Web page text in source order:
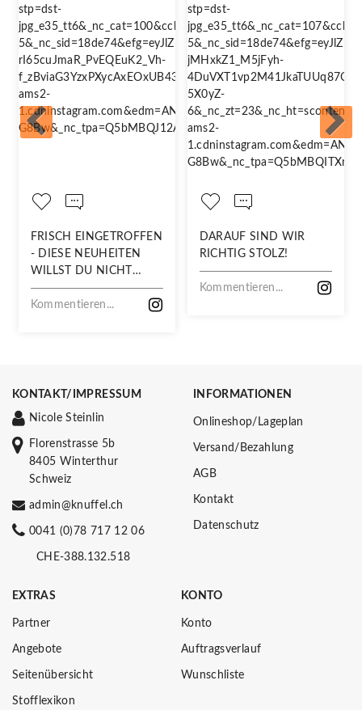
FRISCH EINGETROFFEN
- DIESE NEUHEITEN
WILLST DU NICHT
VERPASSEN!
Kommentieren...
DARAUF SIND WIR
RICHTIG STOLZ!
Kommentieren...
KONTAKT/IMPRESSUM
Nicole Steinlin
Florenstrasse 5b
8405 Winterthur
Schweiz
admin@knuffel.ch
0041 (0)78 717 12 06
CHE-388.132.518
INFORMATIONEN
Onlineshop/Lageplan
Versand/Bezahlung
AGB
Kontakt
Datenschutz
EXTRAS
Partner
Angebote
Seitenübersicht
Stofflexikon
KONTO
Konto
Auftragsverlauf
Wunschliste